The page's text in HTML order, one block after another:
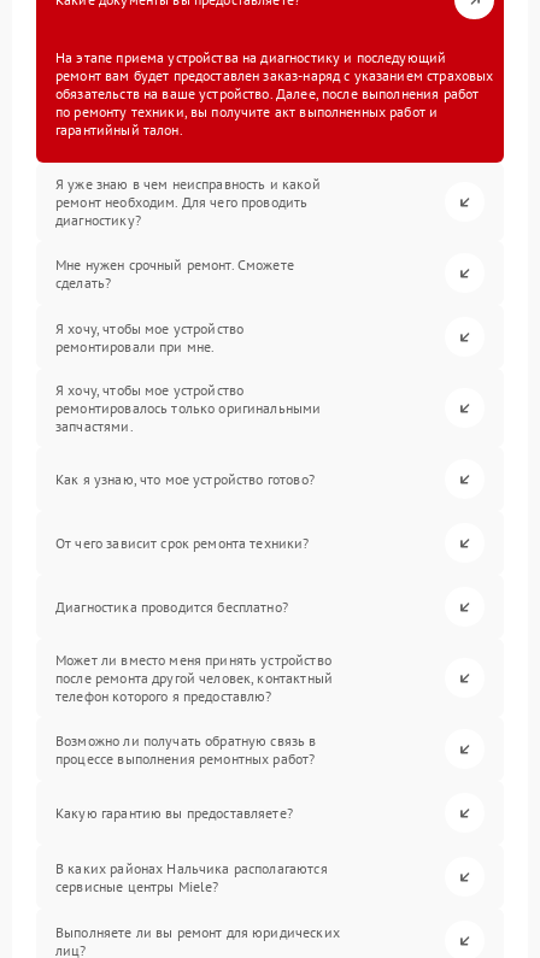
На этапе приема устройства на диагностику и последующий
ремонт вам будет предоставлен заказ-наряд с указанием страховых
обязательств на ваше устройство. Далее, после выполнения работ
по ремонту техники, вы получите акт выполненных работ и
гарантийный талон.
Я уже знаю в чем неисправность и какой
ремонт необходим. Для чего проводить
диагностику?
Мне нужен срочный ремонт. Сможете
сделать?
Я хочу, чтобы мое устройство
ремонтировали при мне.
Я хочу, чтобы мое устройство
ремонтировалось только оригинальными
запчастями.
Как я узнаю, что мое устройство готово?
От чего зависит срок ремонта техники?
Диагностика проводится бесплатно?
Может ли вместо меня принять устройство
после ремонта другой человек, контактный
телефон которого я предоставлю?
Возможно ли получать обратную связь в
процессе выполнения ремонтных работ?
Какую гарантию вы предоставляете?
В каких районах Нальчика располагаются
сервисные центры Miele?
Выполняете ли вы ремонт для юридических
лиц?